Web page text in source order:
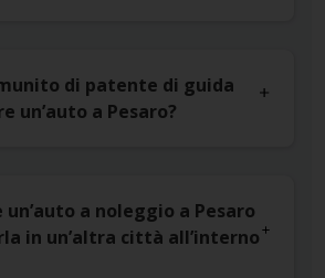
di patente di guida
un’auto a Pesaro?
a noleggio a Pesaro
in un’altra città all’interno